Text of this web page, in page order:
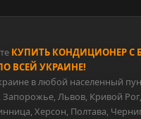
КУПИТЬ КОНДИЦИОНЕР С
ВСЕЙ УКРАИНЕ!
в любой населенный
Запорожье, Львов, Кривой
Херсон, Полтава,